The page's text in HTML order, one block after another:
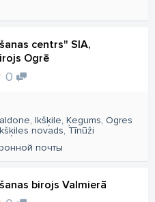
centrs" SIA,
Ogrē
0
Ikšķile, Ķegums, Ogres
novads, Tīnūži
почты
birojs Valmierā